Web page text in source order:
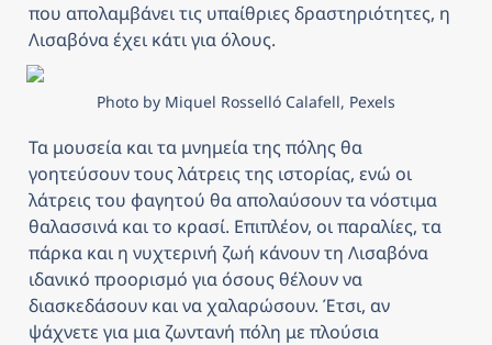
που απολαμβάνει τις υπαίθριες δραστηριότητες, η
Λισαβόνα έχει κάτι για όλους.
Photo by Miquel Rosselló Calafell, Pexels
Τα μουσεία και τα μνημεία της πόλης θα
γοητεύσουν τους λάτρεις της ιστορίας, ενώ οι
λάτρεις του φαγητού θα απολαύσουν τα νόστιμα
θαλασσινά και το κρασί. Επιπλέον, οι παραλίες, τα
πάρκα και η νυχτερινή ζωή κάνουν τη Λισαβόνα
ιδανικό προορισμό για όσους θέλουν να
διασκεδάσουν και να χαλαρώσουν. Έτσι, αν
ψάχνετε για μια ζωντανή πόλη με πλούσια